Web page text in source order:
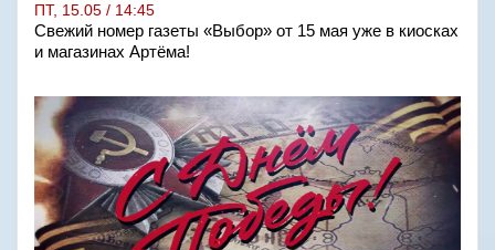
ПТ, 15.05 / 14:45
Свежий номер газеты «Выбор» от 15 мая уже в киосках
и магазинах Артёма!